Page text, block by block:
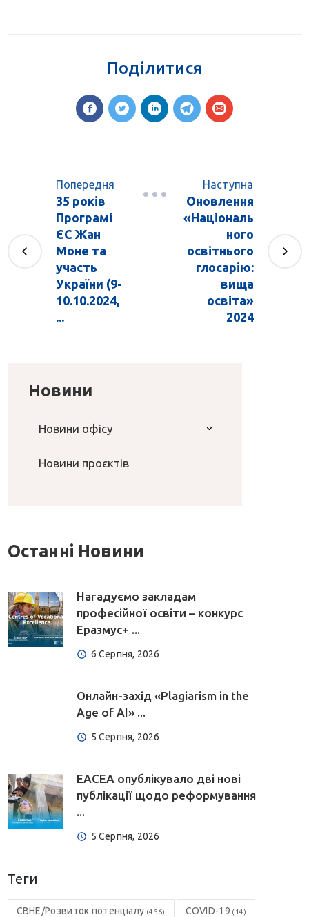
Поділитися
Попередня
35 років
Програмі
ЄС Жан
Моне та
участь
України (9-
10.10.2024,
...
Наступна
Оновлення
«Національ
ного
освітнього
глосарію:
вища
освіта»
2024
Новини
Новини офісу
Новини проєктів
Останні Новини
Нагадуємо закладам
професійної освіти – конкурс
Еразмус+ ...
6 Серпня, 2026
Онлайн-захід «Plagiarism in the
Age of AI» ...
5 Серпня, 2026
EACEA опублікувало дві нові
публікації щодо реформування
...
5 Серпня, 2026
Теги
CBHE/Розвиток потенціалу (456) COVID-19 (14)